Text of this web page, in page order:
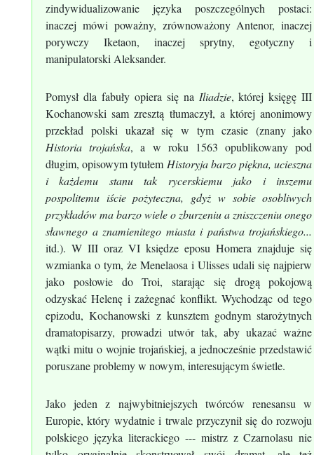
zindywidualizowanie języka poszczególnych postaci:
inaczej mówi poważny, zrównoważony Antenor, inaczej
porywczy Iketaon, inaczej sprytny, egotyczny i
manipulatorski Aleksander.
Pomysł dla fabuły opiera się na Iliadzie, której księgę III
Kochanowski sam zresztą tłumaczył, a której anonimowy
przekład polski ukazał się w tym czasie (znany jako
Historia trojańska, a w roku 1563 opublikowany pod
długim, opisowym tytułem Historyja barzo piękna, ucieszna
i każdemu stanu tak rycerskiemu jako i inszemu
pospolitemu iście pożyteczna, gdyż w sobie osobliwych
przykładów ma barzo wiele o zburzeniu a zniszczeniu onego
sławnego a znamienitego miasta i państwa trojańskiego...
itd.). W III oraz VI księdze eposu Homera znajduje się
wzmianka o tym, że Menelaosa i Ulisses udali się najpierw
jako posłowie do Troi, starając się drogą pokojową
odzyskać Helenę i zażegnać konflikt. Wychodząc od tego
epizodu, Kochanowski z kunsztem godnym starożytnych
dramatopisarzy, prowadzi utwór tak, aby ukazać ważne
wątki mitu o wojnie trojańskiej, a jednocześnie przedstawić
poruszane problemy w nowym, interesującym świetle.
Jako jeden z najwybitniejszych twórców renesansu w
Europie, który wydatnie i trwale przyczynił się do rozwoju
polskiego języka literackiego --- mistrz z Czarnolasu nie